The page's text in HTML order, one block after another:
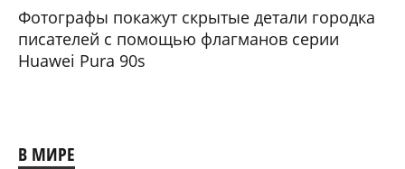
Фотографы покажут скрытые детали городка
писателей с помощью флагманов серии
Huawei Pura 90s
В МИРЕ